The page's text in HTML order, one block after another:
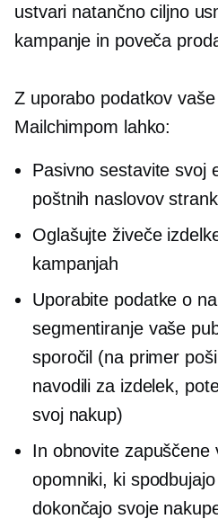
ustvari natančno ciljno
kampanje in poveča
Z uporabo podatkov
Mailchimpom lahko:
Pasivno sestavite svoj
poštnih naslovov strank
Oglašujte živeče
kampanjah
Uporabite podatke o
segmentiranje vaše
sporočil (na primer
navodili za izdelek,
svoj nakup)
In obnovite zapuščene
opomniki, ki
dokončajo svoje